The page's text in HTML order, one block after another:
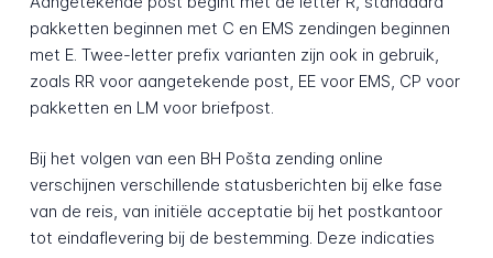
pakketten beginnen met C en EMS zendingen beginnen
met E. Twee-letter prefix varianten zijn ook in gebruik,
zoals RR voor aangetekende post, EE voor EMS, CP voor
pakketten en LM voor briefpost.
Bij het volgen van een BH Pošta zending online
verschijnen verschillende statusberichten bij elke fase
van de reis, van initiële acceptatie bij het postkantoor
tot eindaflevering bij de bestemming. Deze indicaties